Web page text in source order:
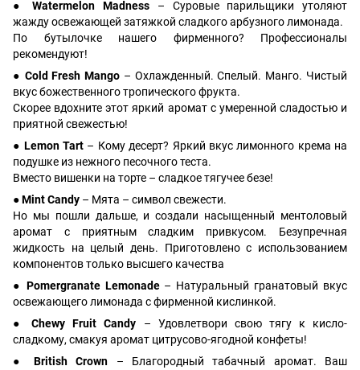
● Watermelon Madness – Суровые парильщики утоляют
жажду освежающей затяжкой сладкого арбузного лимонада.
По бутылочке нашего фирменного? Профессионалы
рекомендуют!
● Cold Fresh Mango – Охлажденный. Спелый. Манго. Чистый
вкус божественного тропического фрукта.
Скорее вдохните этот яркий аромат с умеренной сладостью и
приятной свежестью!
● Lemon Tart – Кому десерт? Яркий вкус лимонного крема на
подушке из нежного песочного теста.
Вместо вишенки на торте – сладкое тягучее безе!
● Mint Candy – Мята – символ свежести.
Но мы пошли дальше, и создали насыщенный ментоловый
аромат с приятным сладким привкусом. Безупречная
жидкость на целый день. Приготовлено с использованием
компонентов только высшего качества
● Pomergranate Lemonade– Натуральный гранатовый вкус
освежающего лимонада с фирменной кислинкой.
● Chewy Fruit Candy – Удовлетвори свою тягу к кисло-
сладкому, смакуя аромат цитрусово-ягодной конфеты!
● British Crown – Благородный табачный аромат. Ваш